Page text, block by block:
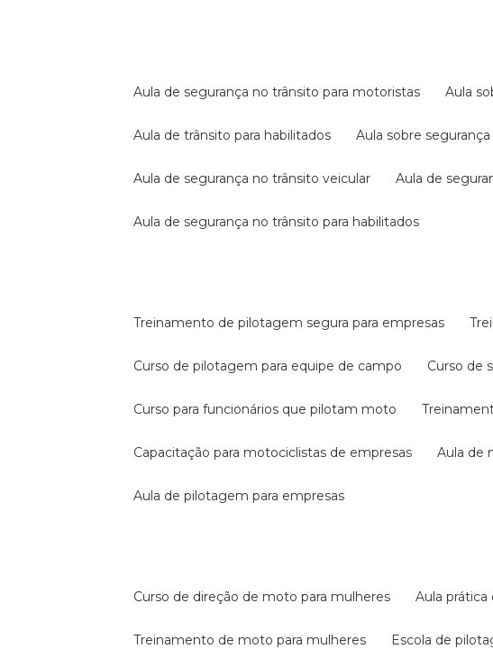
aula de segurança no trânsito para motoristas aula
aula de trânsito para habilitados aula sobre
aula de segurança no trânsito veicular aula de
aula de segurança no trânsito para habilitados
treinamento de pilotagem segura para empresas
curso de pilotagem para equipe de campo curso
curso para funcionários que pilotam moto
capacitação para motociclistas de empresas aula
aula de pilotagem para empresas
curso de direção de moto para mulheres aula
treinamento de moto para mulheres escola de